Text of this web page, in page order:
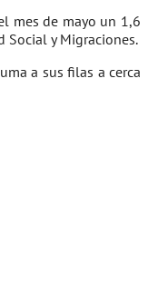
mes de mayo un 1,6
y Migraciones.
a sus filas a cerca